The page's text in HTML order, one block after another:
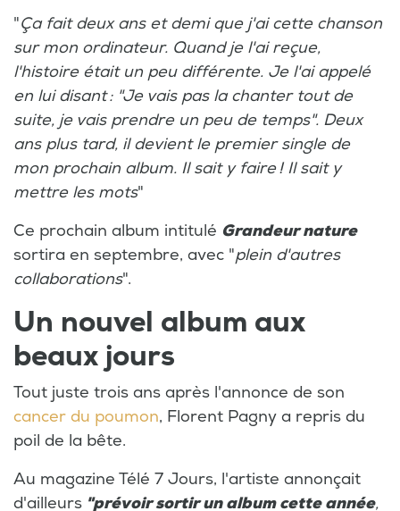
"Ça fait deux ans et demi que j'ai cette chanson
sur mon ordinateur. Quand je l'ai reçue,
l'histoire était un peu différente. Je l'ai appelé
en lui disant : "Je vais pas la chanter tout de
suite, je vais prendre un peu de temps". Deux
ans plus tard, il devient le premier single de
mon prochain album. Il sait y faire ! Il sait y
mettre les mots"
Ce prochain album intitulé Grandeur nature
sortira en septembre, avec "plein d'autres
collaborations".
Un nouvel album aux
beaux jours
Tout juste trois ans après l'annonce de son
cancer du poumon, Florent Pagny a repris du
poil de la bête.
Au magazine Télé 7 Jours, l'artiste annonçait
d'ailleurs "prévoir sortir un album cette année,